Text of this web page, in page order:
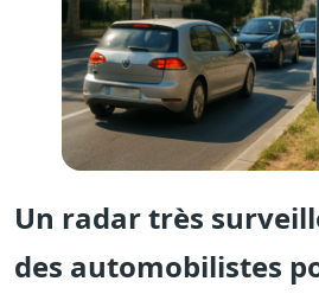
Un radar très
des automobilistes